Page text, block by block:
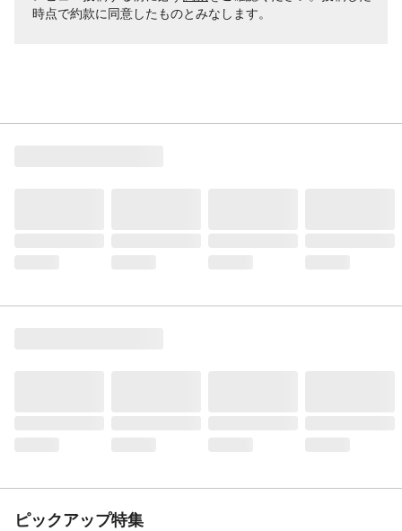
時点で約款に同意したものとみなします。
ピックアップ特集